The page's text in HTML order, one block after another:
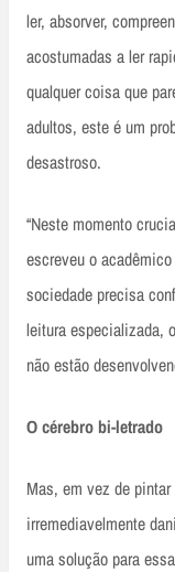
ler, absorver,
acostumadas a ler
qualquer coisa que
adultos, este é um
desastroso.
“Neste momento
escreveu o
sociedade precisa
leitura especializada,
não estão
O cérebro bi-letrado
Mas, em vez de
irremediavelmente
uma solução para